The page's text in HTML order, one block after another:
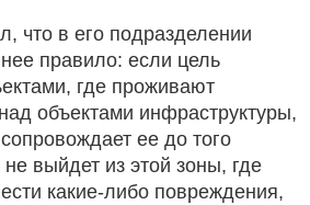
что в его подразделении
правило: если цель
где проживают
объектами инфраструктуры,
ее до того
выйдет из этой зоны, где
какие-либо повреждения,